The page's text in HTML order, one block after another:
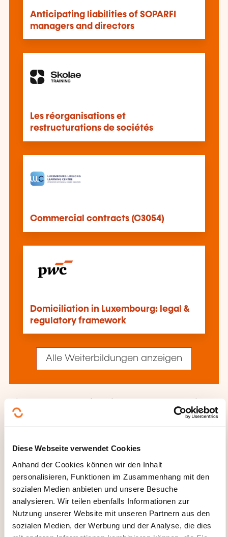
Diese Webseite verwendet Cookies
Anhand der Cookies können wir den Inhalt
personalisieren, Funktionen im Zusammenhang mit den
sozialen Medien anbieten und unsere Besuche
analysieren. Wir teilen ebenfalls Informationen zur
Nutzung unserer Website mit unseren Partnern aus den
sozialen Medien, der Werbung und der Analyse, die dies
Anticipating liabilities of SOPARFI
managers and directors
Les réorganisations et
restructurations de sociétés
Commercial contracts (C3054)
Domiciliation in Luxembourg: legal &
regulatory framework
Alle Weiterbildungen anzeigen
auch interessieren:
Datenschutz-Grundverordnung
Eigentumsrecht
Gemeinschafts-Handelsrecht
Gemeinschaftsrecht
Gesellschaftsgründung
Gesellschaftsrecht
Gesetzliche Grundlage
Vereinigung ohne Gewinnzweck
Haftung der
leitenden Angestellten
Handelsrecht